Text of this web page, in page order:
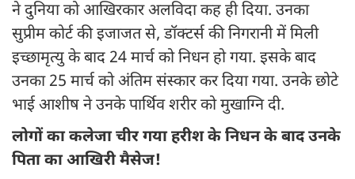
ने दुनिया को आखिरकार अलविदा कह ही दिया. उनका
सुप्रीम कोर्ट की इजाजत से, डॉक्टर्स की निगरानी में मिली
इच्छामृत्यु के बाद 24 मार्च को निधन हो गया. इसके बाद
उनका 25 मार्च को अंतिम संस्कार कर दिया गया. उनके छोटे
भाई आशीष ने उनके पार्थिव शरीर को मुखाग्नि दी.
लोगों का कलेजा चीर गया हरीश के निधन के बाद उनके
पिता का आखिरी मैसेज!